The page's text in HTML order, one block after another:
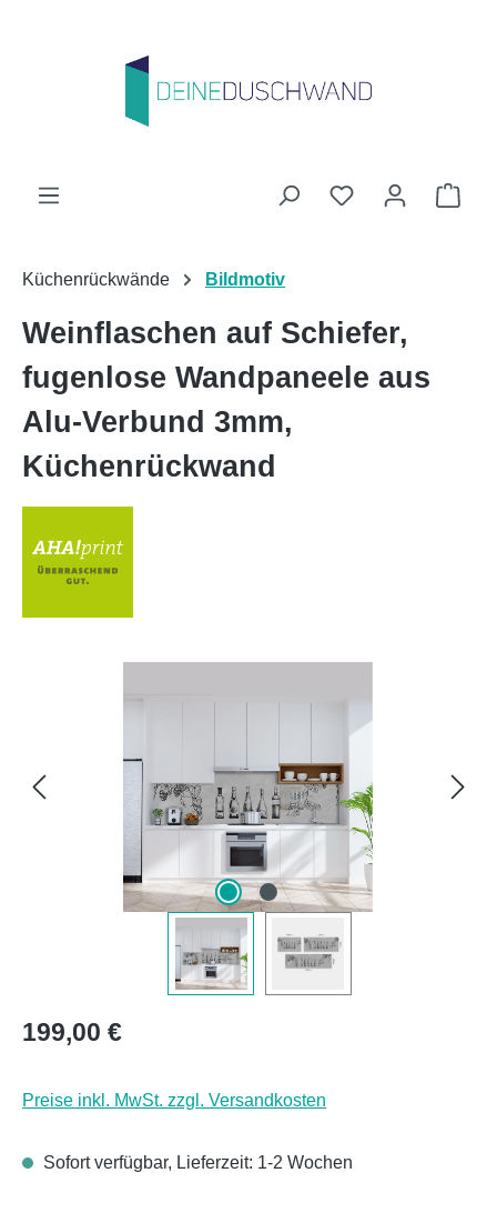
Du hast 0
Küchenrückwände Bildmotiv
Weinflaschen auf Schiefer,
fugenlose Wandpaneele aus
Alu-Verbund 3mm,
Küchenrückwand
Regulärer Preis:
199,00 €
Preise inkl. MwSt. zzgl. Versandkosten
Sofort verfügbar, Lieferzeit: 1-2 Wochen